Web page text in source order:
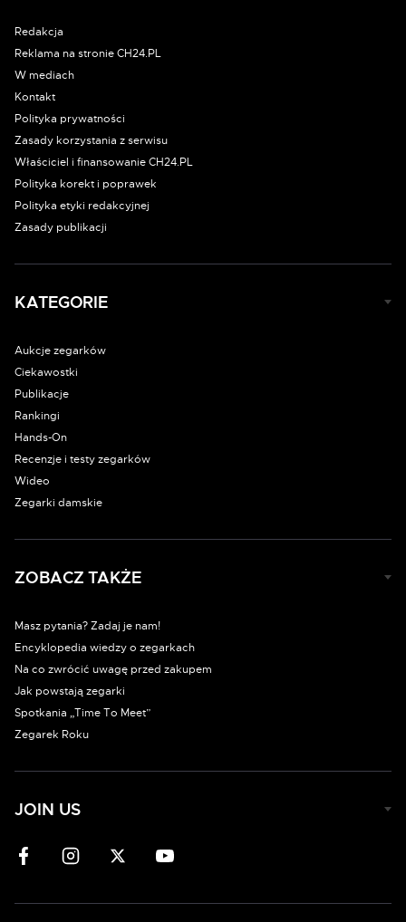
Redakcja
Reklama na stronie CH24.PL
W mediach
Kontakt
Polityka prywatności
Zasady korzystania z serwisu
Właściciel i finansowanie CH24.PL
Polityka korekt i poprawek
Polityka etyki redakcyjnej
Zasady publikacji
KATEGORIE
Aukcje zegarków
Ciekawostki
Publikacje
Rankingi
Hands-On
Recenzje i testy zegarków
Wideo
Zegarki damskie
ZOBACZ TAKŻE
Masz pytania? Zadaj je nam!
Encyklopedia wiedzy o zegarkach
Na co zwrócić uwagę przed zakupem
Jak powstają zegarki
Spotkania „Time To Meet”
Zegarek Roku
JOIN US